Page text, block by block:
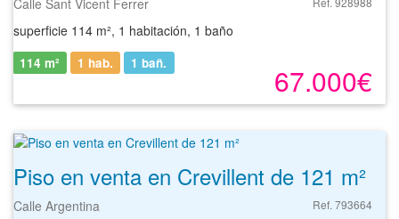
Calle Sant Vicent Ferrer
superficie 114 m², 1 habitación, 1 baño
67.000€
114 m² 1 hab. 1 bañ.
Piso en venta en Crevillent de 121 m²
Calle Argentina Ref. 793664